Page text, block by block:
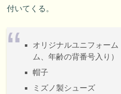
付いてくる。
オリジナルユニフォー
ム、年齢の背番号入り）
帽子
ミズノ製シューズ